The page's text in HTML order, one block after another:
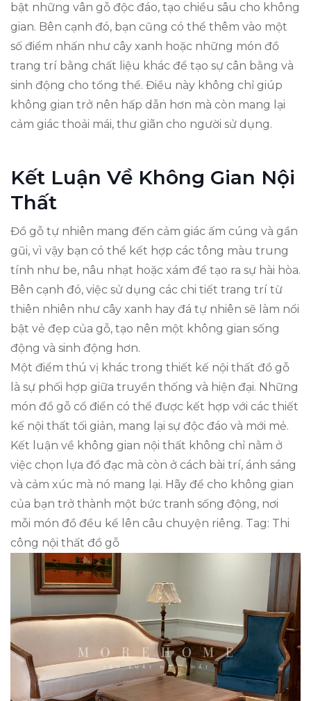
bật những vân gỗ độc đáo, tạo chiều sâu cho không
gian. Bên cạnh đó, bạn cũng có thể thêm vào một
số điểm nhấn như cây xanh hoặc những món đồ
trang trí bằng chất liệu khác để tạo sự cân bằng và
sinh động cho tổng thể. Điều này không chỉ giúp
không gian trở nên hấp dẫn hơn mà còn mang lại
cảm giác thoải mái, thư giãn cho người sử dụng.
Kết Luận Về Không Gian Nội
Thất
Đồ gỗ tự nhiên mang đến cảm giác ấm cúng và gần
gũi, vì vậy bạn có thể kết hợp các tông màu trung
tính như be, nâu nhạt hoặc xám để tạo ra sự hài hòa.
Bên cạnh đó, việc sử dụng các chi tiết trang trí từ
thiên nhiên như cây xanh hay đá tự nhiên sẽ làm nổi
bật vẻ đẹp của gỗ, tạo nên một không gian sống
động và sinh động hơn.
Một điểm thú vị khác trong thiết kế nội thất đồ gỗ
là sự phối hợp giữa truyền thống và hiện đại. Những
món đồ gỗ cổ điển có thể được kết hợp với các thiết
kế nội thất tối giản, mang lại sự độc đáo và mới mẻ.
Kết luận về không gian nội thất không chỉ nằm ở
việc chọn lựa đồ đạc mà còn ở cách bài trí, ánh sáng
và cảm xúc mà nó mang lại. Hãy để cho không gian
của bạn trở thành một bức tranh sống động, nơi
mỗi món đồ đều kể lên câu chuyện riêng. Tag: Thi
công nội thất đồ gỗ